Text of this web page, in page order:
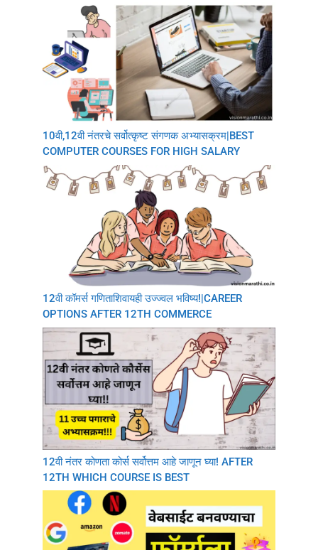
10वी,12वी नंतरचे सर्वोत्कृष्ट संगणक अभ्यासक्रम|BEST
COMPUTER COURSES FOR HIGH SALARY
12वी कॉमर्स गणिताशिवायही उज्ज्वल भविष्य!|CAREER
OPTIONS AFTER 12TH COMMERCE
12वी नंतर कोणता कोर्स सर्वोत्तम आहे जाणून घ्या! AFTER
12TH WHICH COURSE IS BEST